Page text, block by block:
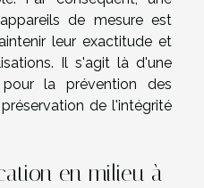
de mesure est
leur exactitude et
Il s'agit là d'une
pour la prévention des
de l'intégrité
en milieu à